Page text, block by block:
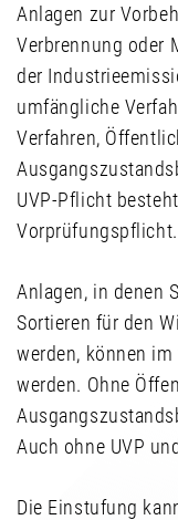
Anlagen zur
Verbrennung oder
der
umfängliche
Verfahren,
UVP-Pflicht
Vorprüfungspflicht.
Anlagen, in denen
Sortieren für den
werden, können
werden. Ohne
Auch ohne UVP
Die Einstufung